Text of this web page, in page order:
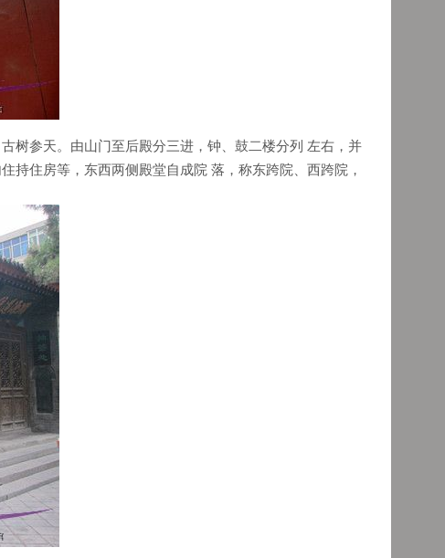
树参天。由山门至后殿分三进，钟、鼓二楼分列 左右，并
持住房等，东西两侧殿堂自成院 落，称东跨院、西跨院，